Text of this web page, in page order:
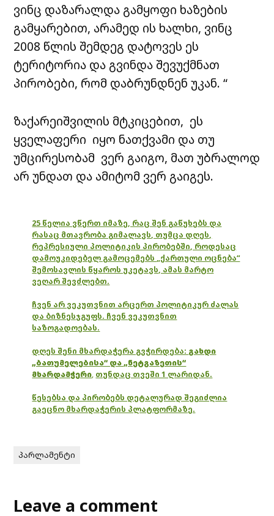
ვინც დაზარალდა გამყოფი ხაზების
გამყარებით, არამედ ის ხალხი, ვინც
2008 წლის შემდეგ დატოვეს ეს
ტერიტორია და გვინდა შევუქმნათ
პირობები, რომ დაბრუნდნენ უკან. “
ზაქარეიშვილის მტკიცებით, ეს
ყველაფერი იყო ნათქვამი და თუ
უმცირესობამ ვერ გაიგო, მათ უბრალოდ
არ უნდათ და ამიტომ ვერ გაიგეს.
25 წელია ვწერთ იმაზე, რაც შენ გაწუხებს და
რასაც მთავრობა გიმალავს, თუმცა დღეს,
რეპრესიული პოლიტიკის პირობებში, როდესაც
დამოუკიდებელ გამოცემებს „ქართული ოცნება“
შემოსავლის წყაროს უკეტავს, ამას მარტო
ვეღარ შევძლებთ.
ჩვენ არ ვეკუთვნით არცერთ პოლიტიკურ ძალას
და ბიზნესჯგუფს. ჩვენ ვეკუთვნით
საზოგადოებას.
დღეს შენი მხარდაჭერა გვჭირდება: გახდი
„ბათუმელებისა“ და „ნეტგაზეთის“
მხარდამჭერი, თუნდაც თვეში 1 ლარიდან.
წესებსა და პირობებს დეტალურად შეგიძლია
გაეცნო მხარდაჭერის პლატფორმაზე.
პარლამენტი
Leave a comment